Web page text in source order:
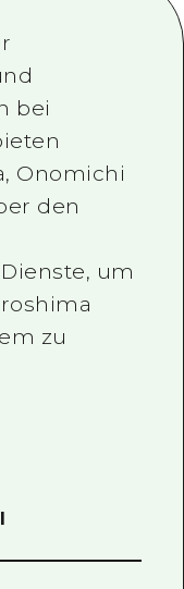
des
Einrichtung
und
bei
Onomichi
den
um
zu